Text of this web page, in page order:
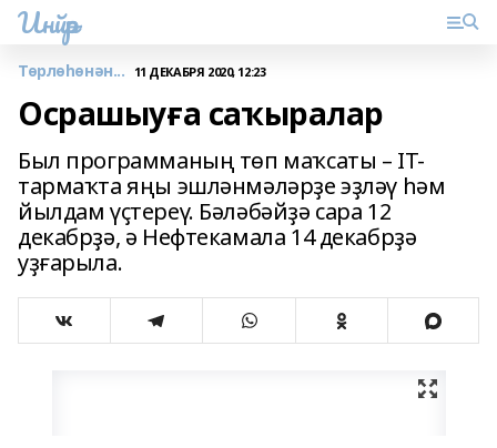
Инйәр
Төрлөһөнән... 11 ДЕКАБРЯ 2020, 12:23
Осрашыуға саҡыралар
Был программаның төп маҡсаты – IT-
тармаҡта яңы эшләнмәләрҙе эҙләү һәм
йылдам үҫтереү. Бәләбәйҙә сара 12
декабрҙә, ә Нефтекамала 14 декабрҙә
уҙғарыла.